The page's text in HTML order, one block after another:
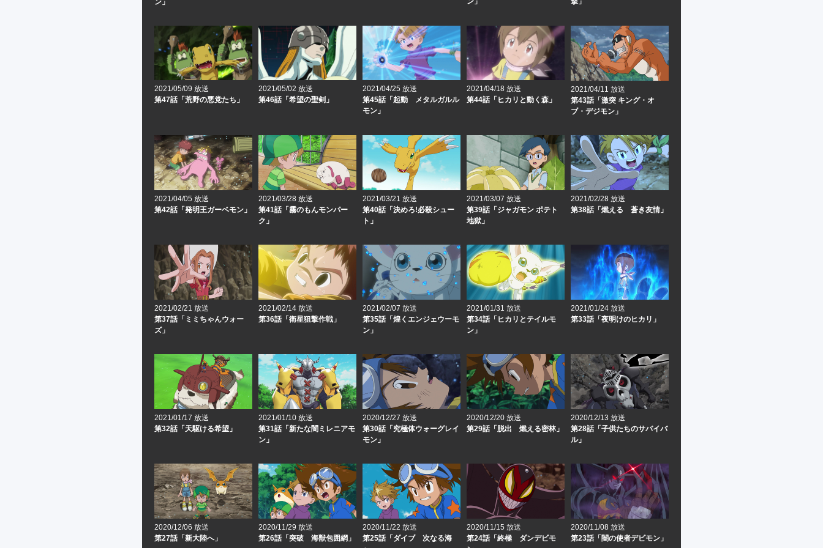
2021/05/09 放送
第47話「荒野の悪党たち」
2021/05/02 放送
第46話「希望の聖剣」
2021/04/25 放送
第45話「起動 メタルガルル
モン」
2021/04/18 放送
第44話「ヒカリと動く森」
2021/04/11 放送
第43話「激突 キング・オ
ブ・デジモン」
2021/04/05 放送
第42話「発明王ガーベモン」
2021/03/28 放送
第41話「霧のもんモンパー
ク」
2021/03/21 放送
第40話「決めろ!必殺シュー
ト」
2021/03/07 放送
第39話「ジャガモン ポテト
地獄」
2021/02/28 放送
第38話「燃える 蒼き友情」
2021/02/21 放送
第37話「ミミちゃんウォー
ズ」
2021/02/14 放送
第36話「衛星狙撃作戦」
2021/02/07 放送
第35話「煌くエンジェウーモ
ン」
2021/01/31 放送
第34話「ヒカリとテイルモ
ン」
2021/01/24 放送
第33話「夜明けのヒカリ」
2021/01/17 放送
第32話「天駆ける希望」
2021/01/10 放送
第31話「新たな闇ミレニアモ
ン」
2020/12/27 放送
第30話「究極体ウォーグレイ
モン」
2020/12/20 放送
第29話「脱出 燃える密林」
2020/12/13 放送
第28話「子供たちのサバイバ
ル」
2020/12/06 放送
第27話「新大陸へ」
2020/11/29 放送
第26話「突破 海獣包囲網」
2020/11/22 放送
第25話「ダイブ 次なる海
2020/11/15 放送
第24話「終極 ダンデビモ
2020/11/08 放送
第23話「闇の使者デビモン」